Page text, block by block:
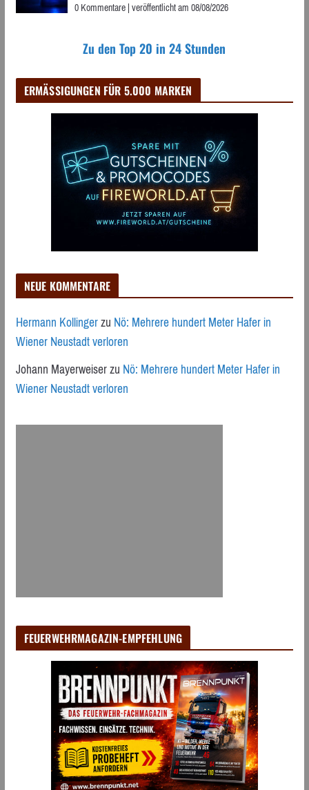
0 Kommentare|veröffentlicht am 08/08/2026
Zu den Top 20 in 24 Stunden
ERMÄSSIGUNGEN FÜR 5.000 MARKEN
NEUE KOMMENTARE
Hermann KollingerzuNö: Mehrere hundert Meter Hafer in
Wiener Neustadt verloren
Johann MayerweiserzuNö: Mehrere hundert Meter Hafer in
Wiener Neustadt verloren
FEUERWEHRMAGAZIN-EMPFEHLUNG